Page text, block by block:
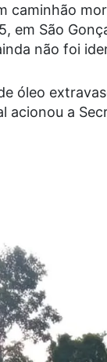
caminhão
em São
não foi
óleo
acionou a